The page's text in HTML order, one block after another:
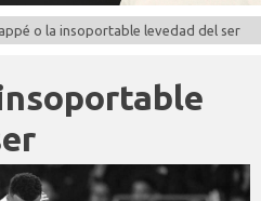
o la insoportable levedad del ser